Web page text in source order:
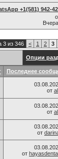
+1(581) 942-
Вчера
3 из 346 < 1 2 3
Опции
Последнее
от
от
от
от